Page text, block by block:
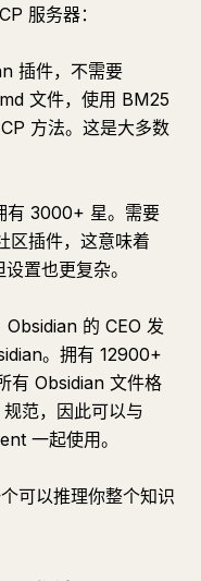
服务器：
插件，不需要
文件，使用 BM25
方法。这是大多数
有 3000+ 星。需要
插件，这意味着
置也更复杂。
的 CEO 发
。拥有 12900+
有 Obsidian 文件格
范，因此可以与
一起使用。
可以推理你整个知识